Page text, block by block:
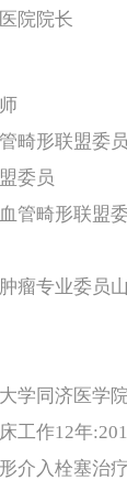
院院长
畸形联盟委员
委员
管畸形联盟
瘤专业委员
学同济医学
工作12年
介入栓塞治